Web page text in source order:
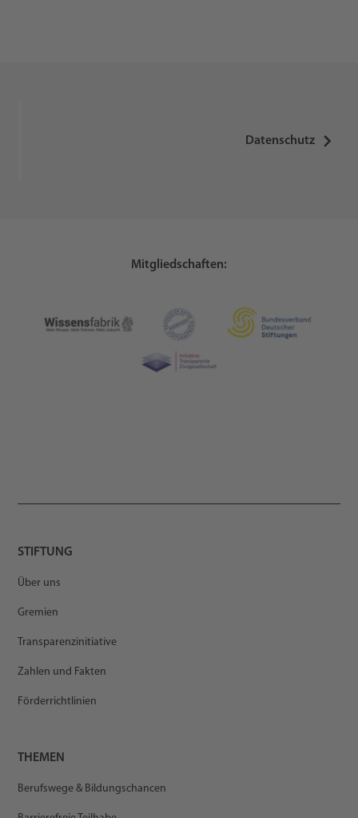
Datenschutz
Mitgliedschaften:
STIFTUNG
Über uns
Gremien
Transparenzinitiative
Zahlen und Fakten
Förderrichtlinien
THEMEN
Berufswege & Bildungschancen